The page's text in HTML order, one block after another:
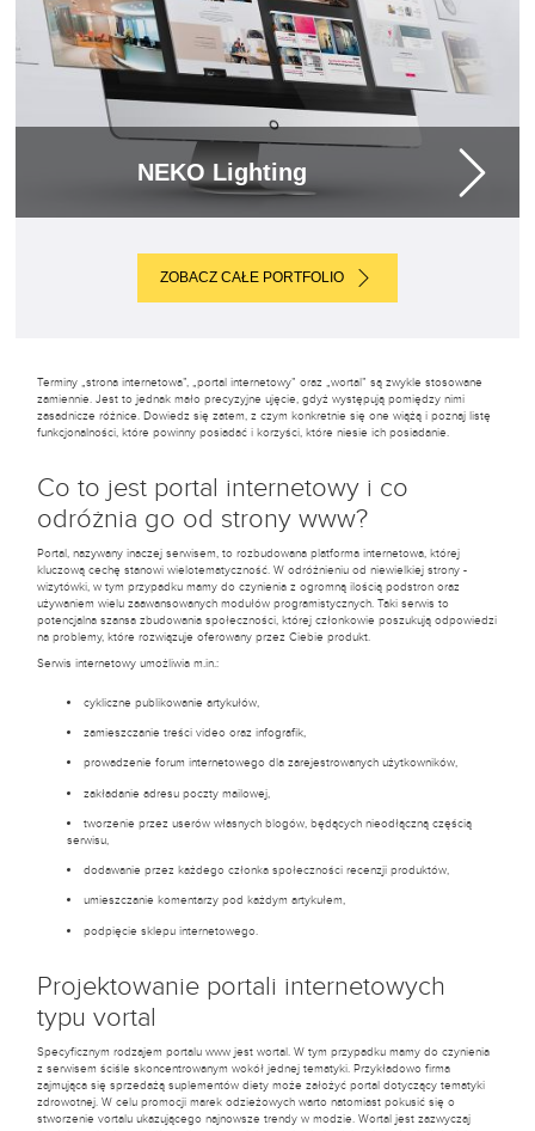
NEKO Lighting
ZOBACZ CAŁE PORTFOLIO
Terminy „strona internetowa”, „portal internetowy” oraz „wortal” są zwykle stosowane
zamiennie. Jest to jednak mało precyzyjne ujęcie, gdyż występują pomiędzy nimi
zasadnicze różnice. Dowiedz się zatem, z czym konkretnie się one wiążą i poznaj listę
funkcjonalności, które powinny posiadać i korzyści, które niesie ich posiadanie.
Co to jest portal internetowy i co
odróżnia go od strony www?
Portal, nazywany inaczej serwisem, to rozbudowana platforma internetowa, której
kluczową cechę stanowi wielotematyczność. W odróżnieniu od niewielkiej strony -
wizytówki, w tym przypadku mamy do czynienia z ogromną ilością podstron oraz
używaniem wielu zaawansowanych modułów programistycznych. Taki serwis to
potencjalna szansa zbudowania społeczności, której członkowie poszukują odpowiedzi
na problemy, które rozwiązuje oferowany przez Ciebie produkt.
Serwis internetowy umożliwia m.in.:
cykliczne publikowanie artykułów,
zamieszczanie treści video oraz infografik,
prowadzenie forum internetowego dla zarejestrowanych użytkowników,
zakładanie adresu poczty mailowej,
tworzenie przez userów własnych blogów, będących nieodłączną częścią
serwisu,
dodawanie przez każdego członka społeczności recenzji produktów,
umieszczanie komentarzy pod każdym artykułem,
podpięcie sklepu internetowego.
Projektowanie portali internetowych
typu vortal
Specyficznym rodzajem portalu www jest wortal. W tym przypadku mamy do czynienia
z serwisem ściśle skoncentrowanym wokół jednej tematyki. Przykładowo firma
zajmująca się sprzedażą suplementów diety może założyć portal dotyczący tematyki
zdrowotnej. W celu promocji marek odzieżowych warto natomiast pokusić się o
stworzenie vortalu ukazującego najnowsze trendy w modzie. Wortal jest zazwyczaj